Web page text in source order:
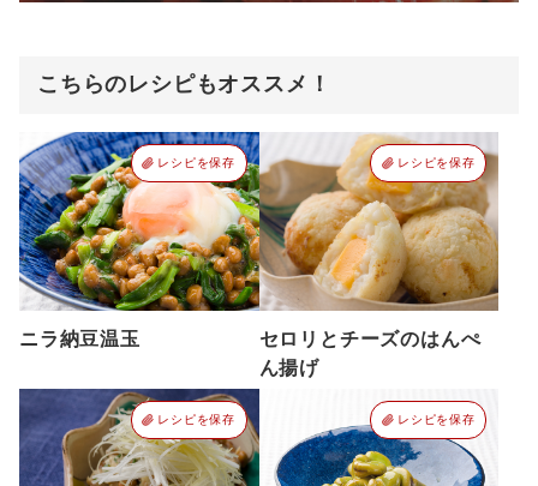
こちらのレシピもオススメ！
レシピを保存
ニラ納豆温玉
レシピを保存
セロリとチーズのはんぺ
ん揚げ
レシピを保存 レシピを保存